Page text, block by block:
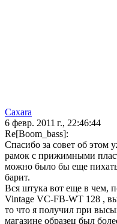
Caxara
6 февр. 2011 г., 22:46:44
Re[Boom_bass]:
Спасибо за совет об этом
рамок с прижимными
можно было бы еще пихать
барит.
Вся штука вот еще в чем,
Vintage VC-FB-WT 128 ,
то что я получил при
магазине образец был